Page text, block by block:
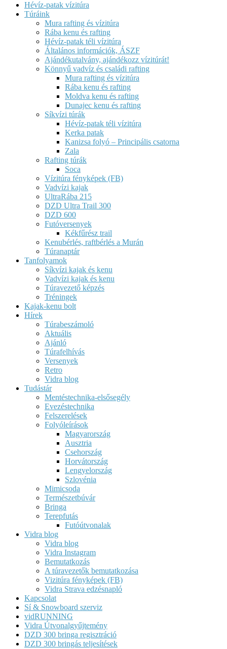
Hévíz-patak vízitúra
Túráink
Mura rafting és vízitúra
Rába kenu és rafting
Hévíz-patak téli vízitúra
Általános információk, ÁSZF
Ajándékutalvány, ajándékozz vízitúrát!
Könnyű vadvíz és családi rafting
Mura rafting és vízitúra
Rába kenu és rafting
Moldva kenu és rafting
Dunajec kenu és rafting
Síkvízi túrák
Hévíz-patak téli vízitúra
Kerka patak
Kanizsa folyó – Principális csatorna
Zala
Rafting túrák
Soca
Vízitúra fényképek (FB)
Vadvízi kajak
UltraRába 215
DZD Ultra Trail 300
DZD 600
Futóversenyek
Kékfűrész trail
Kenubérlés, raftbérlés a Murán
Túranaptár
Tanfolyamok
Síkvízi kajak és kenu
Vadvízi kajak és kenu
Túravezető képzés
Tréningek
Kajak-kenu bolt
Hírek
Túrabeszámoló
Aktuális
Ajánló
Túrafelhívás
Versenyek
Retro
Vidra blog
Tudástár
Mentéstechnika-elsősegély
Evezéstechnika
Felszerelések
Folyóleírások
Magyarország
Ausztria
Csehország
Horvátország
Lengyelország
Szlovénia
Mimicsoda
Természetbúvár
Bringa
Terepfutás
Futóútvonalak
Vidra blog
Vidra blog
Vidra Instagram
Bemutatkozás
A túravezetők bemutatkozása
Vizitúra fényképek (FB)
Vidra Strava edzésnapló
Kapcsolat
Sí & Snowboard szerviz
vidRUNNING
Vidra Útvonalgyűjtemény
DZD 300 bringa regisztráció
DZD 300 bringás teljesítések